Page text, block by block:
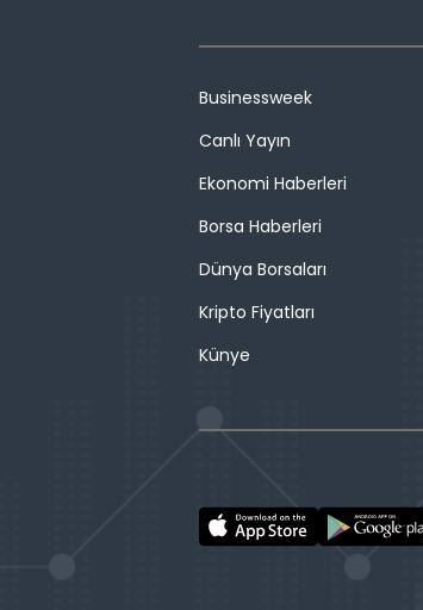
Businessweek
Canlı Yayın
Ekonomi Haberleri
Borsa Haberleri
Dünya Borsaları
Kripto Fiyatları
Künye